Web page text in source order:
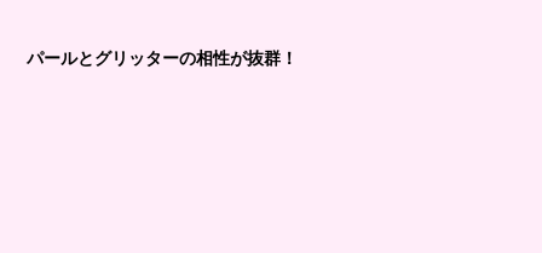
パールとグリッターの相性が抜群！